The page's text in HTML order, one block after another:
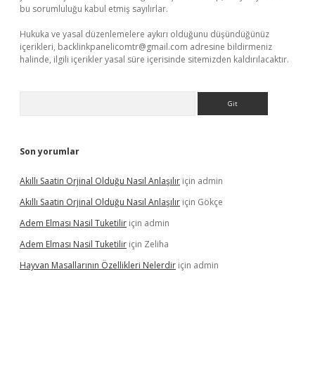
bu sorumluluğu kabul etmiş sayılırlar.
Hukuka ve yasal düzenlemelere aykırı olduğunu düşündüğünüz
içerikleri, backlinkpanelicomtr@gmail.com adresine bildirmeniz
halinde, ilgili içerikler yasal süre içerisinde sitemizden kaldırılacaktır.
Son yorumlar
Akıllı Saatin Orjinal Olduğu Nasıl Anlaşılır için admin
Akıllı Saatin Orjinal Olduğu Nasıl Anlaşılır için Gökçe
Adem Elması Nasil Tuketilir için admin
Adem Elması Nasil Tuketilir için Zeliha
Hayvan Masallarının Özellikleri Nelerdir için admin